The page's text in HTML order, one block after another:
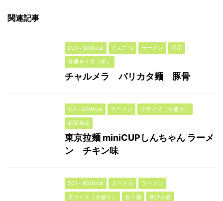
関連記事
201～300kcal とんこつ ラーメン
明星
普通サイズ（並）
チャルメラ バリカタ麺 豚骨
101～200kcal ラーメン
小サイズ（小盛り）
新栄食品
東京拉麺 miniCUPしんちゃん ラーメ
ン チキン味
501～600kcal ヌードル
ラーメン
大サイズ（大盛り）
担々麺 東洋水産